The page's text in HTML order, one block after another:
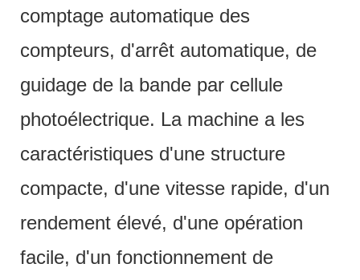
comptage automatique des
compteurs, d'arrêt automatique, de
guidage de la bande par cellule
photoélectrique. La machine a les
caractéristiques d'une structure
compacte, d'une vitesse rapide, d'un
rendement élevé, d'une opération
facile, d'un fonctionnement de